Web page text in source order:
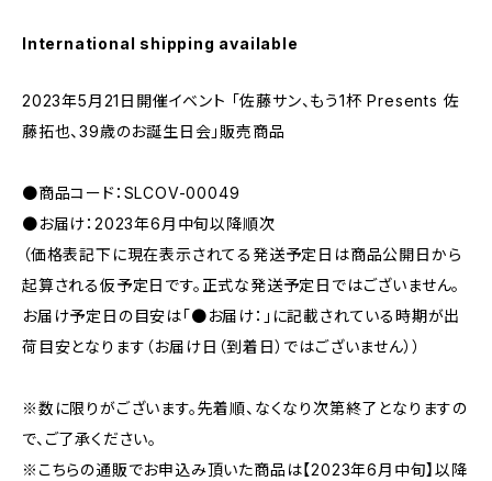
International shipping available
2023年5月21日開催イベント 「佐藤サン、もう1杯 Presents 佐
藤拓也、39歳のお誕生日会」販売商品
●商品コード：SLCOV-00049
●お届け：2023年6月中旬以降順次
（価格表記下に現在表示されてる発送予定日は商品公開日から
起算される仮予定日です。正式な発送予定日ではございません。
お届け予定日の目安は「●お届け：」に記載されている時期が出
荷目安となります（お届け日（到着日）ではございません））
※数に限りがございます。先着順、なくなり次第終了となりますの
で、ご了承ください。
※こちらの通販でお申込み頂いた商品は【2023年6月中旬】以降